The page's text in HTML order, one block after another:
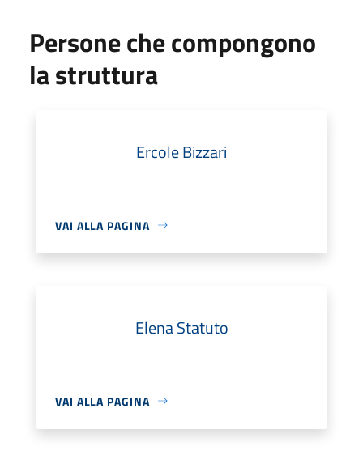
Persone che compongono
la struttura
Ercole Bizzari
VAI ALLA PAGINA
Elena Statuto
VAI ALLA PAGINA